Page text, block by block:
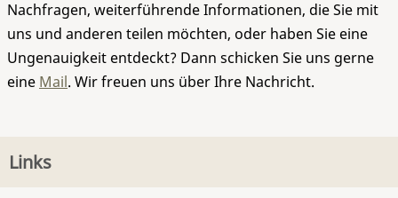
Nachfragen, weiterführende Informationen, die Sie mit
uns und anderen teilen möchten, oder haben Sie eine
Ungenauigkeit entdeckt? Dann schicken Sie uns gerne
eine Mail. Wir freuen uns über Ihre Nachricht.
Links